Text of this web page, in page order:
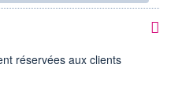
réservées aux clients